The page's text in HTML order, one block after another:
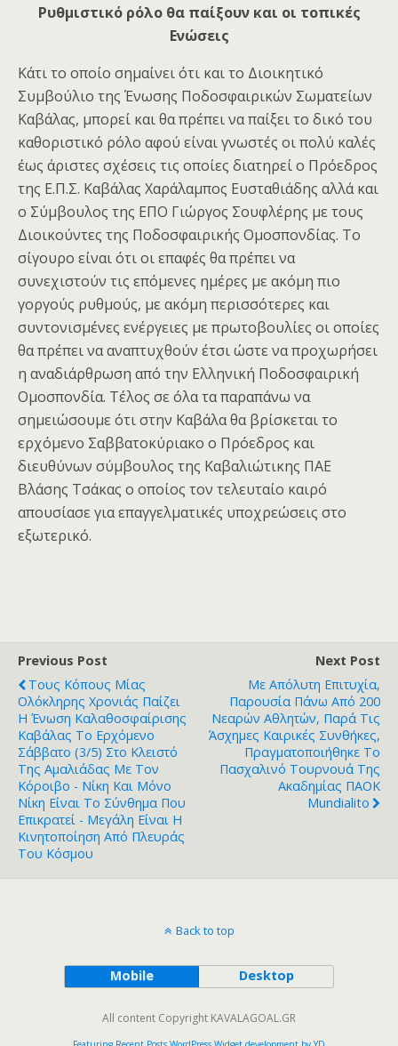
Ρυθμιστικό ρόλο θα παίξουν και οι τοπικές
Ενώσεις
Κάτι το οποίο σημαίνει ότι και το Διοικητικό
Συμβούλιο της Ένωσης Ποδοσφαιρικών Σωματείων
Καβάλας, μπορεί και θα πρέπει να παίξει το δικό του
καθοριστικό ρόλο αφού είναι γνωστές οι πολύ καλές
έως άριστες σχέσεις τις οποίες διατηρεί ο Πρόεδρος
της Ε.Π.Σ. Καβάλας Χαράλαμπος Ευσταθιάδης αλλά και
ο Σύμβουλος της ΕΠΟ Γιώργος Σουφλέρης με τους
Διοικούντες της Ποδοσφαιρικής Ομοσπονδίας. Το
σίγουρο είναι ότι οι επαφές θα πρέπει να
συνεχιστούν τις επόμενες ημέρες με ακόμη πιο
γοργούς ρυθμούς, με ακόμη περισσότερες και
συντονισμένες ενέργειες με πρωτοβουλίες οι οποίες
θα πρέπει να αναπτυχθούν έτσι ώστε να προχωρήσει
η αναδιάρθρωση από την Ελληνική Ποδοσφαιρική
Ομοσπονδία. Τέλος σε όλα τα παραπάνω να
σημειώσουμε ότι στην Καβάλα θα βρίσκεται το
ερχόμενο Σαββατοκύριακο ο Πρόεδρος και
διευθύνων σύμβουλος της Καβαλιώτικης ΠΑΕ
Βλάσης Τσάκας ο οποίος τον τελευταίο καιρό
απουσίασε για επαγγελματικές υποχρεώσεις στο
εξωτερικό.
Previous Post
Τους Κόπους Μίας
Ολόκληρης Χρονιάς Παίζει
Η Ένωση Καλαθοσφαίρισης
Kαβάλας Το Ερχόμενο
Σάββατο (3/5) Στο Κλειστό
Της Αμαλιάδας Με Τον
Κόροιβο - Νίκη Και Μόνο
Νίκη Είναι Το Σύνθημα Που
Επικρατεί - Μεγάλη Είναι Η
Κινητοποίηση Από Πλευράς
Του Κόσμου
Next Post
Με Απόλυτη Επιτυχία,
Παρουσία Πάνω Από 200
Νεαρών Αθλητών, Παρά Τις
Άσχημες Καιρικές Συνθήκες,
Πραγματοποιήθηκε Το
Πασχαλινό Τουρνουά Της
Ακαδημίας ΠΑΟΚ
Mundialito
Back to top
Mobile Desktop
All content Copyright KAVALAGOAL.GR